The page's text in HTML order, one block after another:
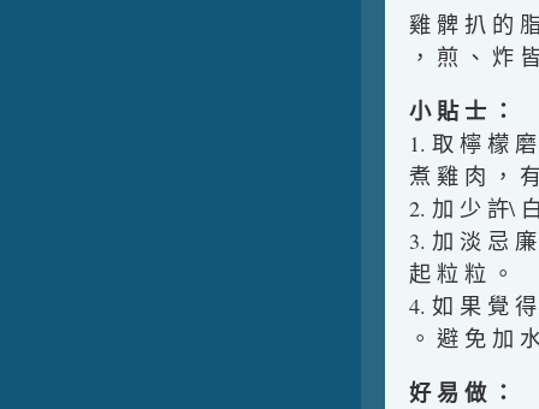
雞 髀 扒 的
， 煎 、 炸
小 貼 士 ：
1. 取 檸 檬
煮 雞 肉 ，
2. 加 少 許\
3. 加 淡 忌
起 粒 粒 。
4. 如 果 覺
。 避 免 加
好 易 做 ：